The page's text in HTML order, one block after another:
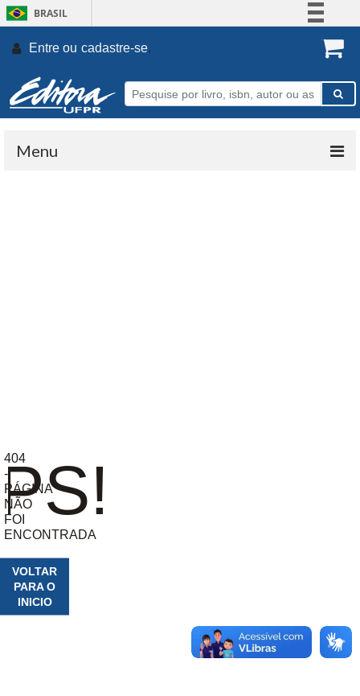
BRASIL
Participe
Entre ou cadastre-se.
Menu
404
-
PÁGINA
NÃO
FOI
ENCONTRADA
VOLTAR
PARA O
INICIO